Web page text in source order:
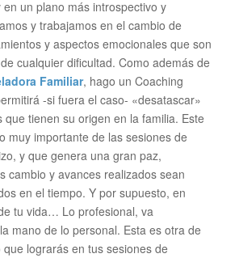
en un plano más introspectivo y
y trabajamos en el cambio de
y aspectos emocionales que son
cualquier dificultad. Como además de
Familiar, hago un Coaching
-si fuera el caso- «desatascar»
que tienen su origen en la familia. Este
muy importante de las sesiones de
y que genera una gran paz,
cambio y avances realizados sean
en el tiempo. Y por supuesto, en
tu vida… Lo profesional, va
mano de lo personal. Esta es otra de
lograrás en tus sesiones de